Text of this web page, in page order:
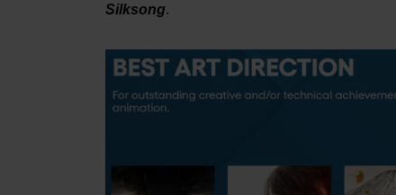
Silksong.